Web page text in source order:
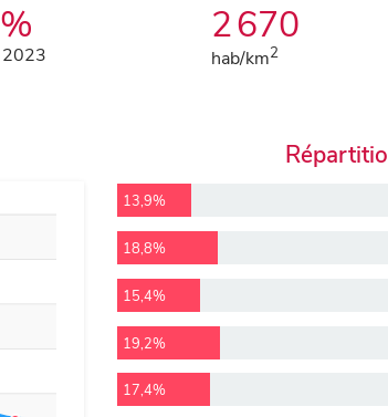
2023
2 670
hab/km2
13,9%
18,8%
15,4%
19,2%
17,4%